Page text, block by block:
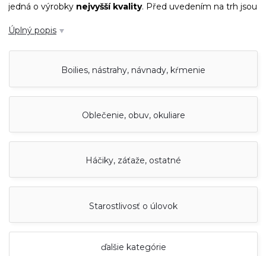
jedná o výrobky nejvyšší kvality. Před uvedením na trh jsou
Úplný popis
Boilies, nástrahy, návnady, kŕmenie
Oblečenie, obuv, okuliare
Háčiky, záťaže, ostatné
Starostlivosť o úlovok
ďalšie kategórie